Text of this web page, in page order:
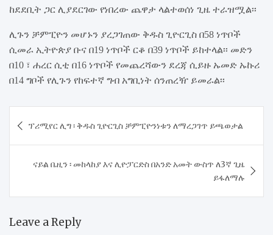
ከደደቢት ጋር ሊያደርገው የነበረው ጨዋታ ላልተወሰነ ጊዜ ተራዝሟል፡፡
ሊጉን ቻምፒዮን መሆኑን ያረጋገጠው ቅዱስ ጊዮርጊስ በ58 ነጥቦች
ሲመራ ኢትዮጵያ ቡና በ19 ነጥቦች ርቆ በ39 ነጥቦች ይከተላል፡፡ መድን
በ10 ፣ ሐረር ሲቲ በ16 ነጥቦች የመጨረሻውን ደረጃ ሲይዙ ኡመድ ኡኩሪ
በ14 ግቦች የሊጉን የከፍተኛ ግብ አግቢነት ሰንጠረዥ ይመራል፡፡
navigation
ፕሪሚየር ሊግ ፡ ቅዱስ ጊዮርጊስ ቻምፒዮንነቱን ለማረጋገጥ ይጫወታል
ናይል ቤዚን ፡ መከላከያ እና ሊዮፓርድስ በአንድ አመት ውስጥ ለ3ኛ ጊዜ
ይፋለማሉ
Leave a Reply